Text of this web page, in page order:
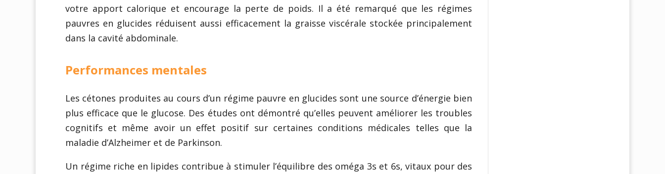
votre apport calorique et encourage la perte de poids. Il a été remarqué que les régimes
pauvres en glucides réduisent aussi efficacement la graisse viscérale stockée principalement
dans la cavité abdominale.
Performances mentales
Les cétones produites au cours d’un régime pauvre en glucides sont une source d’énergie bien
plus efficace que le glucose. Des études ont démontré qu’elles peuvent améliorer les troubles
cognitifs et même avoir un effet positif sur certaines conditions médicales telles que la
maladie d’Alzheimer et de Parkinson.
Un régime riche en lipides contribue à stimuler l’équilibre des oméga 3s et 6s, vitaux pour des